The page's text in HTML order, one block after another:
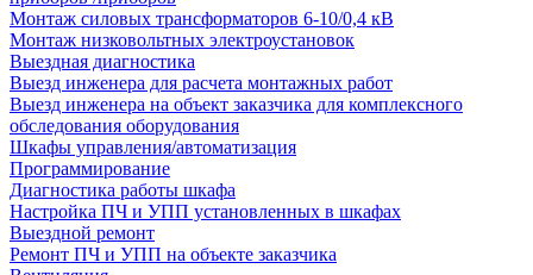
Монтаж силовых трансформаторов 6-10/0,4 кВ
Монтаж низковольтных электроустановок
Выездная диагностика
Выезд инженера для расчета монтажных работ
Выезд инженера на объект заказчика для комплексного
обследования оборудования
Шкафы управления/автоматизация
Программирование
Диагностика работы шкафа
Настройка ПЧ и УПП установленных в шкафах
Выездной ремонт
Ремонт ПЧ и УПП на объекте заказчика